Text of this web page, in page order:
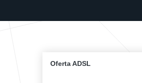
Oferta ADSL